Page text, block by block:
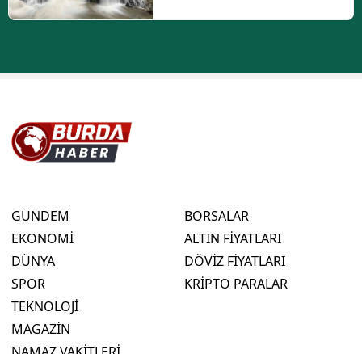
GÜNDEM
EKONOMİ
DÜNYA
SPOR
TEKNOLOJİ
MAGAZİN
BORSALAR
ALTIN FİYATLARI
DÖVİZ FİYATLARI
KRİPTO PARALAR